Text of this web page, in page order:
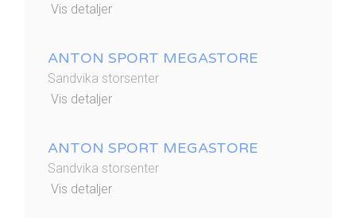
Vis detaljer
ANTON SPORT MEGASTORE
Sandvika storsenter
Vis detaljer
ANTON SPORT MEGASTORE
Sandvika storsenter
Vis detaljer